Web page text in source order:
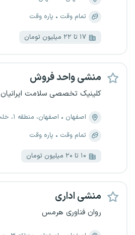
تمام وقت
پاره وقت
۱۷ تا ۲۲ میلیون تومان
منشی واحد فروش
کلینیک تخصصی سلامت ایرانیان
اصفهان
اصفهان، منطقه ۱، خلجا
تمام وقت
پاره وقت
۱۰ تا ۲۰ میلیون تومان
منشی اداری
روان فناوری هرمس